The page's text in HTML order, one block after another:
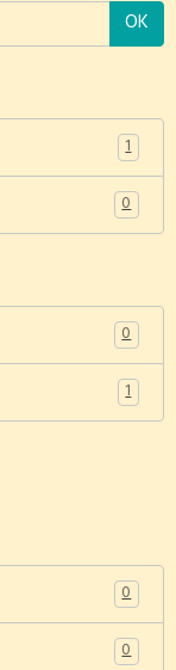
OK
1
0
0
1
0
0